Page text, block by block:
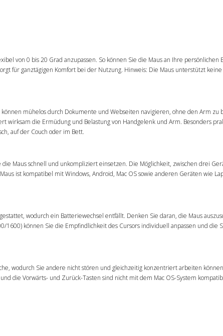
von 0 bis 20 Grad anzupassen. So können Sie die Maus an Ihre persönlichen
für ganztägigen Komfort bei der Nutzung. Hinweis: Die Maus unterstützt keine
mühelos durch Dokumente und Webseiten navigieren, ohne den Arm zu
die Ermüdung und Belastung von Handgelenk und Arm. Besonders
auf der Couch oder im Bett.
Maus schnell und unkompliziert einsetzen. Die Möglichkeit, zwischen drei
ist kompatibel mit Windows, Android, Mac OS sowie anderen Geräten wie
wodurch ein Batteriewechsel entfällt. Denken Sie daran, die Maus
können Sie die Empfindlichkeit des Cursors individuell anpassen und die
wodurch Sie andere nicht stören und gleichzeitig konzentriert arbeiten
die Vorwärts- und Zurück-Tasten sind nicht mit dem Mac OS-System